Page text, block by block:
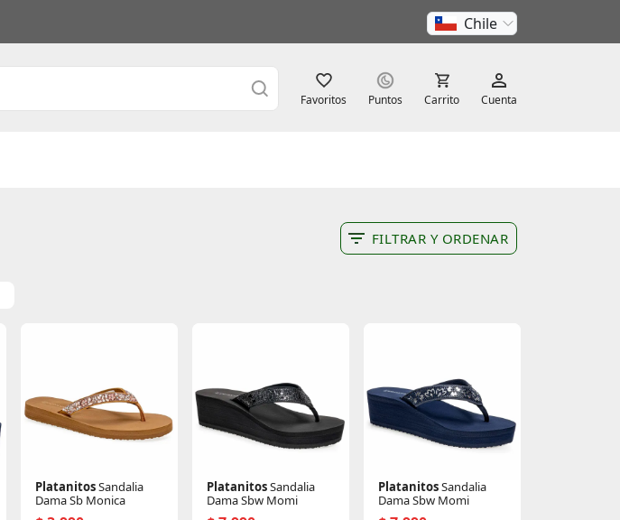
Chile
Favoritos Puntos Carrito Cuenta
FILTRAR Y ORDENAR
PlatanitosSandalia
Dama Sb Monica
PlatanitosSandalia
Dama Sbw Momi
PlatanitosSandalia
Dama Sbw Momi